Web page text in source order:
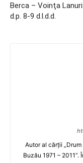
Berca – Voinţa
d.p. 8-9 d.l.d.d.
Autor al cărţii
Buzău 1971 –